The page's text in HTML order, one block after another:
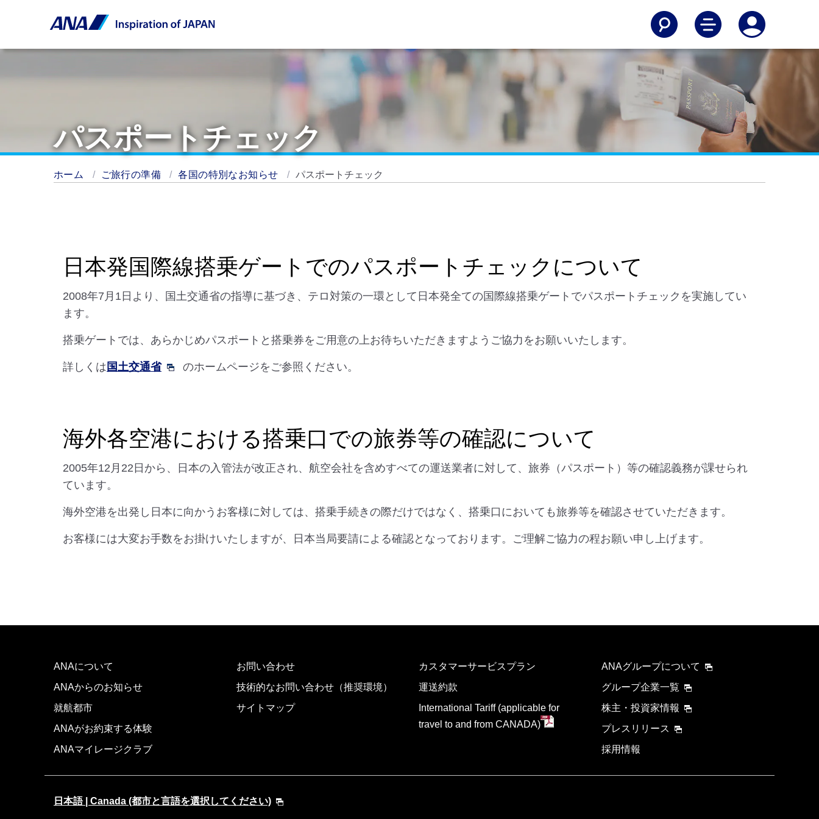
パスポートチェック
ホーム ご旅行の準備 各国の特別なお知らせ パスポートチェック
日本発国際線搭乗ゲートでのパスポートチェックについて
2008年7月1日より、国土交通省の指導に基づき、テロ対策の一環として日本発全ての国際線搭乗ゲートでパスポートチェックを実施してい
ます。
搭乗ゲートでは、あらかじめパスポートと搭乗券をご用意の上お待ちいただきますようご協力をお願いいたします。
詳しくは 国土交通省 のホームページをご参照ください。
海外各空港における搭乗口での旅券等の確認について
2005年12月22日から、日本の入管法が改正され、航空会社を含めすべての運送業者に対して、旅券（パスポート）等の確認義務が課せられ
ています。
海外空港を出発し日本に向かうお客様に対しては、搭乗手続きの際だけではなく、搭乗口においても旅券等を確認させていただきます。
お客様には大変お手数をお掛けいたしますが、日本当局要請による確認となっております。ご理解ご協力の程お願い申し上げます。
ANAについて
ANAからのお知らせ
就航都市
ANAがお約束する体験
ANAマイレージクラブ
お問い合わせ
技術的なお問い合わせ（推奨環境）
サイトマップ
カスタマーサービスプラン
運送約款
International Tariff (applicable for
travel to and from CANADA)
ANAグループについて
グループ企業一覧
株主・投資家情報
プレスリリース
採用情報
日本語 | Canada (都市と言語を選択してください)